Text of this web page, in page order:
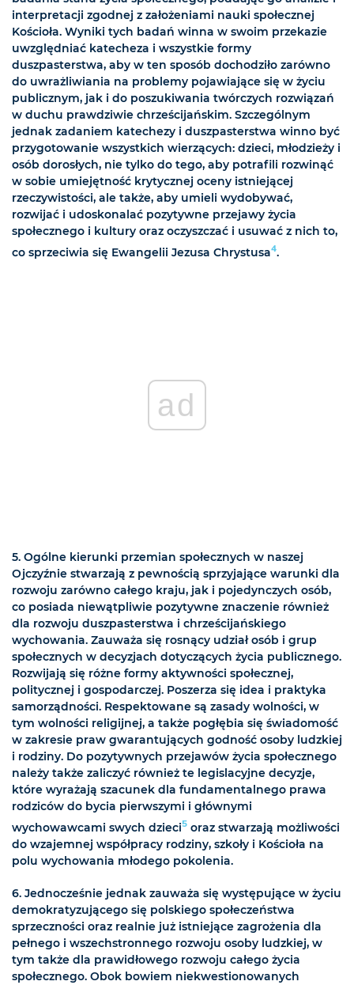
interpretacji zgodnej z założeniami nauki społecznej
Kościoła. Wyniki tych badań winna w swoim przekazie
uwzględniać katecheza i wszystkie formy
duszpasterstwa, aby w ten sposób dochodziło zarówno
do uwrażliwiania na problemy pojawiające się w życiu
publicznym, jak i do poszukiwania twórczych rozwiązań
w duchu prawdziwie chrześcijańskim. Szczególnym
jednak zadaniem katechezy i duszpasterstwa winno być
przygotowanie wszystkich wierzących: dzieci, młodzieży i
osób dorosłych, nie tylko do tego, aby potrafili rozwinąć
w sobie umiejętność krytycznej oceny istniejącej
rzeczywistości, ale także, aby umieli wydobywać,
rozwijać i udoskonalać pozytywne przejawy życia
społecznego i kultury oraz oczyszczać i usuwać z nich to,
co sprzeciwia się Ewangelii Jezusa Chrystusa4.
ad
5. Ogólne kierunki przemian społecznych w naszej
Ojczyźnie stwarzają z pewnością sprzyjające warunki dla
rozwoju zarówno całego kraju, jak i pojedynczych osób,
co posiada niewątpliwie pozytywne znaczenie również
dla rozwoju duszpasterstwa i chrześcijańskiego
wychowania. Zauważa się rosnący udział osób i grup
społecznych w decyzjach dotyczących życia publicznego.
Rozwijają się różne formy aktywności społecznej,
politycznej i gospodarczej. Poszerza się idea i praktyka
samorządności. Respektowane są zasady wolności, w
tym wolności religijnej, a także pogłębia się świadomość
w zakresie praw gwarantujących godność osoby ludzkiej
i rodziny. Do pozytywnych przejawów życia społecznego
należy także zaliczyć również te legislacyjne decyzje,
które wyrażają szacunek dla fundamentalnego prawa
rodziców do bycia pierwszymi i głównymi
wychowawcami swych dzieci5 oraz stwarzają możliwości
do wzajemnej współpracy rodziny, szkoły i Kościoła na
polu wychowania młodego pokolenia.
6. Jednocześnie jednak zauważa się występujące w życiu
demokratyzującego się polskiego społeczeństwa
sprzeczności oraz realnie już istniejące zagrożenia dla
pełnego i wszechstronnego rozwoju osoby ludzkiej, w
tym także dla prawidłowego rozwoju całego życia
społecznego. Obok bowiem niekwestionowanych